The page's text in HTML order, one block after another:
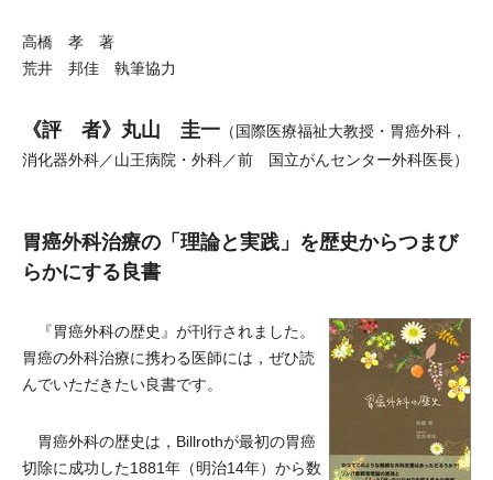
高橋 孝 著
荒井 邦佳 執筆協力
《評 者》丸山 圭一 （国際医療福祉大教授・胃癌外科，
消化器外科／山王病院・外科／前 国立がんセンター外科医長）
胃癌外科治療の「理論と実践」を歴史からつまび
らかにする良書
『胃癌外科の歴史』が刊行されました。
胃癌の外科治療に携わる医師には，ぜひ読
んでいただきたい良書です。
胃癌外科の歴史は，Billrothが最初の胃癌
切除に成功した1881年（明治14年）から数